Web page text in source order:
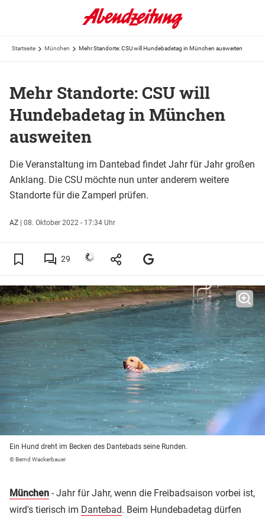
Startseite München Mehr Standorte: CSU will Hundebadetag in München ausweiten
Mehr Standorte: CSU will
Hundebadetag in München
ausweiten
Die Veranstaltung im Dantebad findet Jahr für Jahr großen
Anklang. Die CSU möchte nun unter anderem weitere
Standorte für die Zamperl prüfen.
AZ | 08. Oktober 2022 - 17:34 Uhr
29
Ein Hund dreht im Becken des Dantebads seine Runden.
© Bernd Wackerbauer
München - Jahr für Jahr, wenn die Freibadsaison vorbei ist,
wird's tierisch im Dantebad. Beim Hundebadetag dürfen